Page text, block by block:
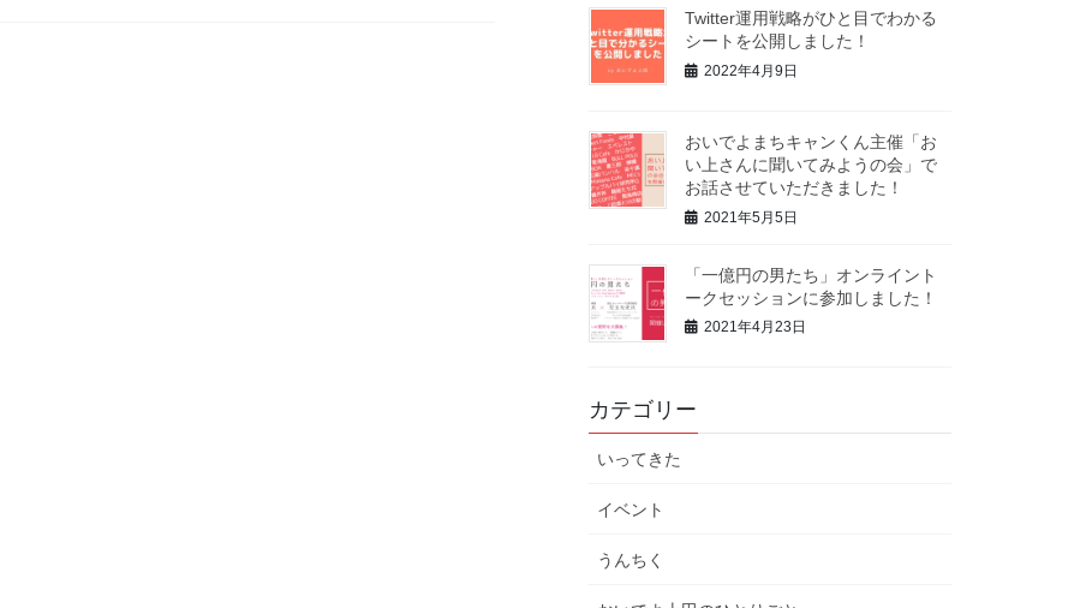
Twitter運用戦略がひと目でわかる
シートを公開しました！
2022年4月9日
おいでよまちキャンくん主催「お
い上さんに聞いてみようの会」で
お話させていただきました！
2021年5月5日
「一億円の男たち」オンライント
ークセッションに参加しました！
2021年4月23日
カテゴリー
いってきた
イベント
うんちく